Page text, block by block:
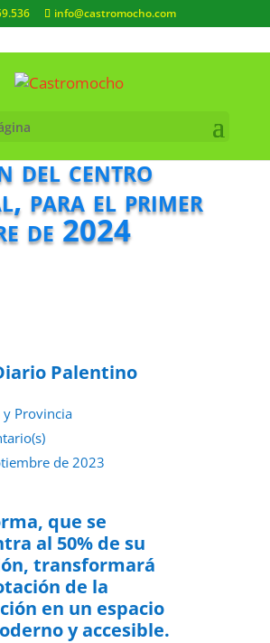
info@castromocho.com
del centro
para el primer
de 2024
Palentino
y Provincia
de 2023
que se
al 50% de su
transformará
de la
en un espacio
y accesible.